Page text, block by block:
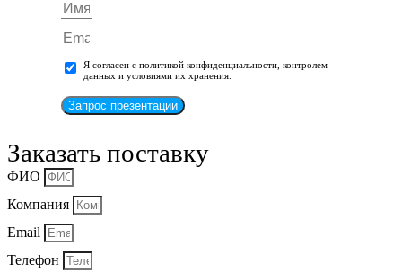
Я согласен с политикой конфиденциальности, контролем
данных и условиями их хранения.
Запрос презентации
Заказать поставку
ФИО
Компания
Email
Телефон